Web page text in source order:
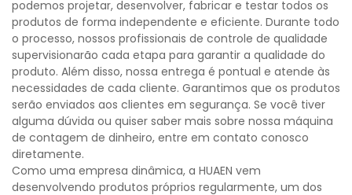
podemos projetar, desenvolver, fabricar e testar todos os
produtos de forma independente e eficiente. Durante todo
o processo, nossos profissionais de controle de qualidade
supervisionarão cada etapa para garantir a qualidade do
produto. Além disso, nossa entrega é pontual e atende às
necessidades de cada cliente. Garantimos que os produtos
serão enviados aos clientes em segurança. Se você tiver
alguma dúvida ou quiser saber mais sobre nossa máquina
de contagem de dinheiro, entre em contato conosco
diretamente.
Como uma empresa dinâmica, a HUAEN vem
desenvolvendo produtos próprios regularmente, um dos